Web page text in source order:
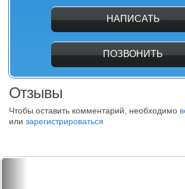
НАПИСАТЬ
ПОЗВОНИТЬ
Отзывы
Чтобы оставить комментарий, необходимо
или зарегистрироваться